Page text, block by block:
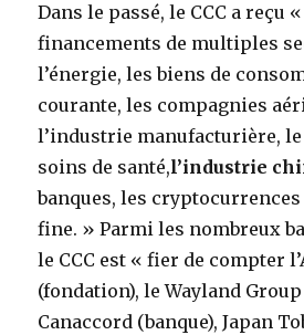
Dans le passé, le CCC a reçu
financements de multiples
l’énergie, les biens de
courante, les compagnies
l’industrie manufacturière,
soins de santé,l’industrie
banques, les
fine. » Parmi les nombreux
le CCC est « fier de compter
(fondation), le Wayland Group
Canaccord (banque), Japan